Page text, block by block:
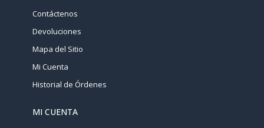
Contáctenos
Devoluciones
Mapa del Sitio
Mi Cuenta
Historial de Órdenes
MI CUENTA